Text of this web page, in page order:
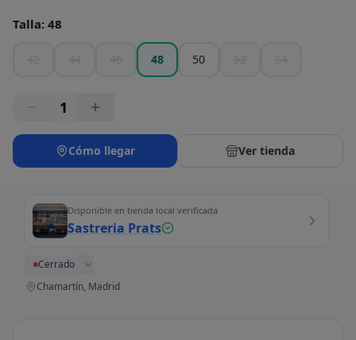
Talla: 48
48 50
1
Cómo llegar Ver tienda
Disponible en tienda local verificada
Sastreria Prats
Cerrado
Chamartín, Madrid